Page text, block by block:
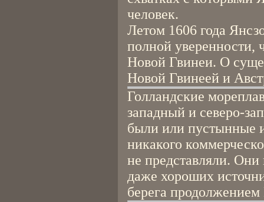
человек.
Летом 1606 года
полной уверенности,
Новой Гвинеи. О
Новой Гвинеей и
Голландские
западный и северо-
были или пустынные
никакого
не представляли. Они
даже хороших
берега